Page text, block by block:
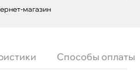
магазин
Способы оплаты